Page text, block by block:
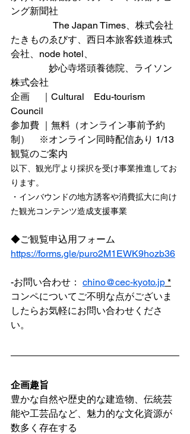
ング新聞社
The Japan Times、株式会社
たきものゑびす、西日本旅客鉄道株式
会社、node hotel、
株式会社
企画　 ｜Cultural　Edu-tourism
Council
参加費 ｜無料（オンライン事前予約
制）　※オンライン同時配信あり 1/13
観覧のご案内
以下、観光庁より採択を受け事業推進してお
ります。
・インバウンドの地方誘客や消費拡大に向け
た観光コンテンツ造成支援事業
◆ご観覧申込用フォーム
https://forms.gle/puro2M1EWK9hozb36
-お問い合わせ： chino@cec-kyoto.jp *
コンペについてご不明な点がございま
したらお気軽にお問い合わせくださ
い。
企画趣旨
豊かな自然や歴史的な建造物、伝統芸
能や工芸品など、魅力的な文化資源が
数多く存在する